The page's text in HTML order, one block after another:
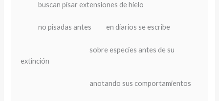
buscan pisar extensiones de hielo
no pisadas antes en diarios se escribe
sobre especies antes de su
extinción
anotando sus comportamientos